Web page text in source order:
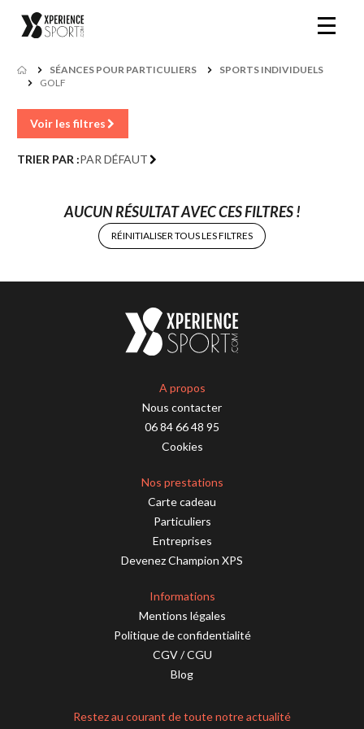
SÉANCES POUR PARTICULIERS
SPORTS INDIVIDUELS
GOLF
Voir les filtres
TRIER PAR :PAR DÉFAUT
AUCUN RÉSULTAT AVEC CES FILTRES !
RÉINITIALISER TOUS LES FILTRES
A propos
Nous contacter
06 84 66 48 95
Cookies
Nos prestations
Carte cadeau
Particuliers
Entreprises
Devenez Champion XPS
Informations
Mentions légales
Politique de confidentialité
CGV/CGU
Blog
Restez au courant de toute notre actualité